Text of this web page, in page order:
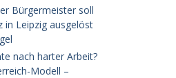
Bürgermeister soll
in Leipzig ausgelöst
nach harter Arbeit?
Modell –